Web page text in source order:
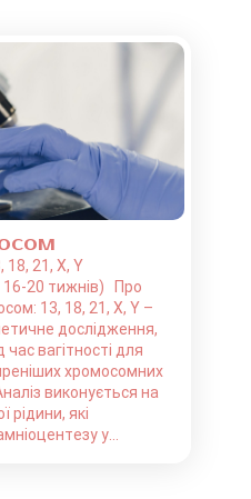
18, 21, X, Y
16-20 тижнів) Про
13, 18, 21, X, Y –
дослідження,
вагітності для
хромосомних
виконується на
рідини, які
у...